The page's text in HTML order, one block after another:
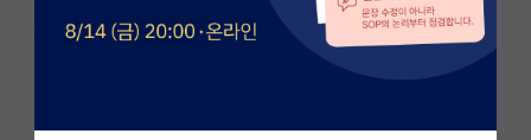
베스트 게시판
자유 게시판(아무개랩)